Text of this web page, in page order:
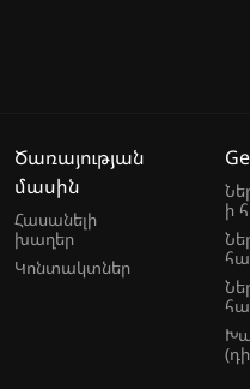
Ծառայության
մասին
Հասանելի
խաղեր
Կոնտակտներ
ի